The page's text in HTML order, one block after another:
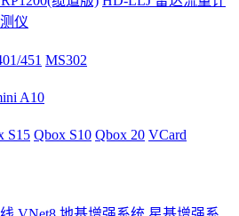
仪
451 MS302
A10
S15 Qbox S10 Qbox 20 VCard